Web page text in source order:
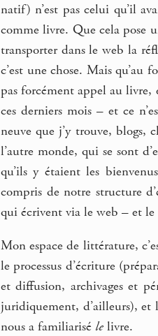
natif) n’est pas celui qu’il
comme livre. Que cela pose
transporter dans le web la
c’est une chose. Mais qu’au
pas forcément appel au livre,
ces derniers mois – et ce
neuve que j’y trouve, blogs,
l’autre monde, qui se sont
qu’ils y étaient les
compris de notre structure
qui écrivent via le web – et le
Mon espace de littérature,
le processus d’écriture
et diffusion, archivages et
juridiquement, d’ailleurs), et
nous a familiarisé le livre.